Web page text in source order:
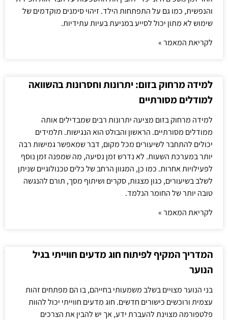
והנפשית, כמו גם על התפתחות הילד. זיהוי סימנים מוקדמים של
שימוש לא מתון יכול לסייע במניעת בעיות עתידיות.
לקריאת המאמר »
למידה מרחוק בזום: יתרונות וחסרונות בהשוואה
למודלים מסורתיים
למידה מרחוק בזום מציעה יתרונות רבים שמבדילים אותה
ממודלים מסורתיים. הראשון והבולט הוא הנגישות. תלמידים
יכולים להתחבר לשיעורים מכל מקום, דבר שמאפשר גמישות רבה
יותר במערכת השעות. לא נדרש זמן נסיעה, מה שמפנה זמן נוסף
לפעילויות אחרות. כמו כן, המגוון הרחב של כלים טכנולוגיים שניתן
לשלב בשיעורים, כגון מצגות, סקרים ושיתוף מסך, תורם להנגשה
טובה יותר של החומר הנלמד.
לקריאת המאמר »
המדריך המקיף לפיתוח חוג מדעים חווייתי בגיל
הנוער
בני הנוער מצויים בשלב משמעותי בחייהם, בו הם מפתחים זהות
עצמית ורוכשים כישורים חדשים. חוג מדעים חווייתי יכול להוות
פלטפורמה מצוינת להעברת ידע, אך יש להבין את הצרכים